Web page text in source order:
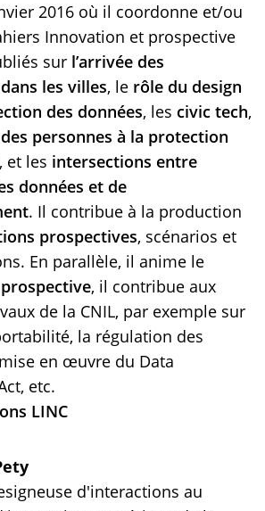
2016 où il coordonne et/ou
Innovation et prospective
sur l’arrivée des
les villes, le rôle du design
des données, les civic tech,
personnes à la protection
, et les intersections entre
données et de
. Il contribue à la production
prospectives, scénarios et
En parallèle, il anime le
, il contribue aux
de la CNIL, par exemple sur
la régulation des
en œuvre du Data
etc.
LINC
d'interactions au